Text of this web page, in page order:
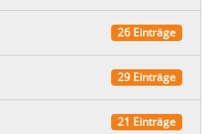
26 Einträge
29 Einträge
21 Einträge